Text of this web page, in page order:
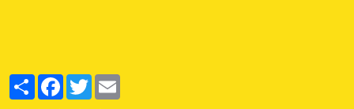
PartagerFacebook
Twitter